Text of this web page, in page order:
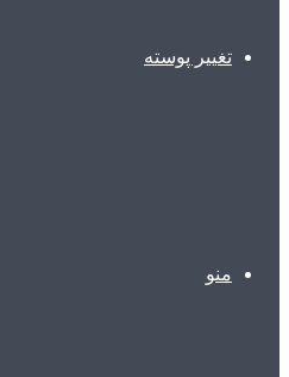
تغییر پوسته
منو